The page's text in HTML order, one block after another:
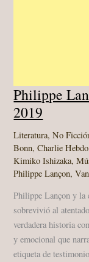
Philippe
2019
Literatura,No
Bonn,Charlie Hebdo
Kimiko Ishizaka,
Philippe Lançon,
Philippe Lançon y la
sobrevivió al
verdadera historia
y emocional que
etiqueta de